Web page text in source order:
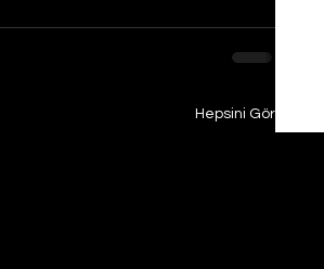
Hepsini Gör